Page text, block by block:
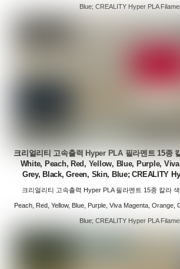
Blue; CREALITY Hyper PLA
크리얼리티 고속출력 Hyper PLA 필라멘트 15종
White, Peach, Red, Yellow, Blue, Purple,
Grey, Black, Green, Skin, Blue; CREALITY
크리얼리티 고속출력 Hyper PLA 필라멘트 15종 칼라
Peach, Red, Yellow, Blue, Purple, Viva Magenta, Orange,
Blue; CREALITY Hyper PLA